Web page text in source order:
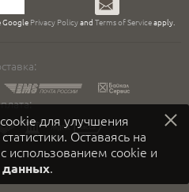
для улучшения
Оставаясь на
использованием cookie и
данных.
Подписаться
Google Privacy Policyand Terms of Serviceapply.